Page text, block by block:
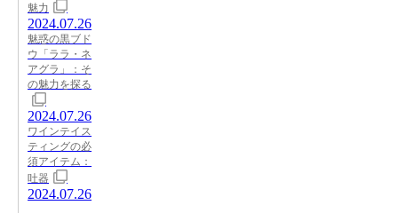
魅力
2024.07.26
魅惑の黒ブド
ウ「ララ・ネ
アグラ」：そ
の魅力を探る
2024.07.26
ワインテイス
ティングの必
須アイテム：
吐器
2024.07.26